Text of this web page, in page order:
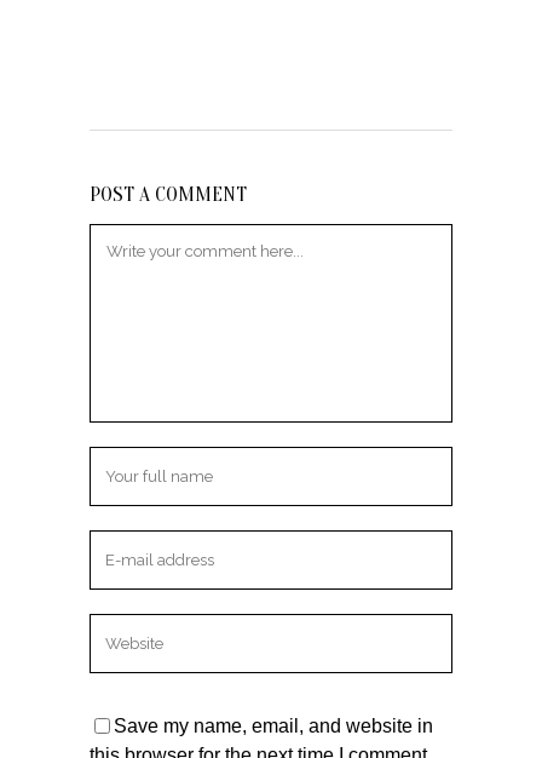
POST A COMMENT
Save my name, email, and website in